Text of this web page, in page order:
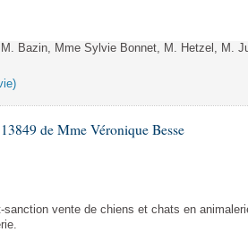
Bazin, Mme Sylvie Bonnet, M. Hetzel, M.
de Mme Véronique Besse
sanction vente de chiens et chats en